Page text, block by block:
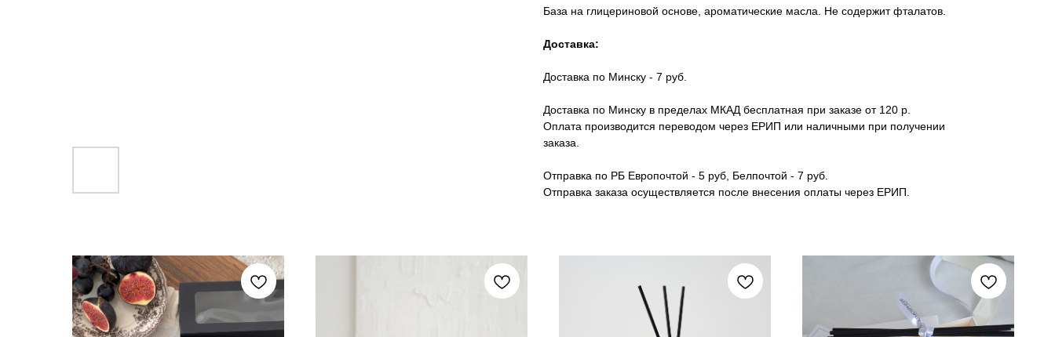
База на глицериновой основе, ароматические масла. Не содержит фталатов.
Доставка:
Доставка по Минску - 7 руб.
Доставка по Минску в пределах МКАД бесплатная при заказе от 120 р.
Оплата производится переводом через ЕРИП или наличными при получении
заказа.
Отправка по РБ Европочтой - 5 руб, Белпочтой - 7 руб.
Отправка заказа осуществляется после внесения оплаты через ЕРИП.